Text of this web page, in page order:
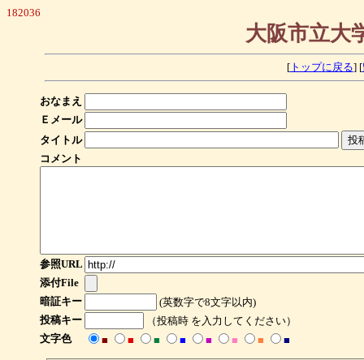
182036
大阪市立大
[トップに戻る] [
おなまえ
Ｅメール
タイトル
コメント
参照URL
添付File
暗証キー
(英数字で8文字以内)
投稿キー
（投稿時 を入力してください）
文字色
■ ■ ■ ■ ■ ■ ■ ■